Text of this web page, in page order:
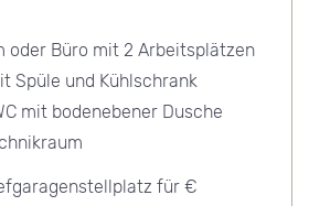
oder Büro mit 2 Arbeitsplätzen
Spüle und Kühlschrank
mit bodenebener Dusche
für €